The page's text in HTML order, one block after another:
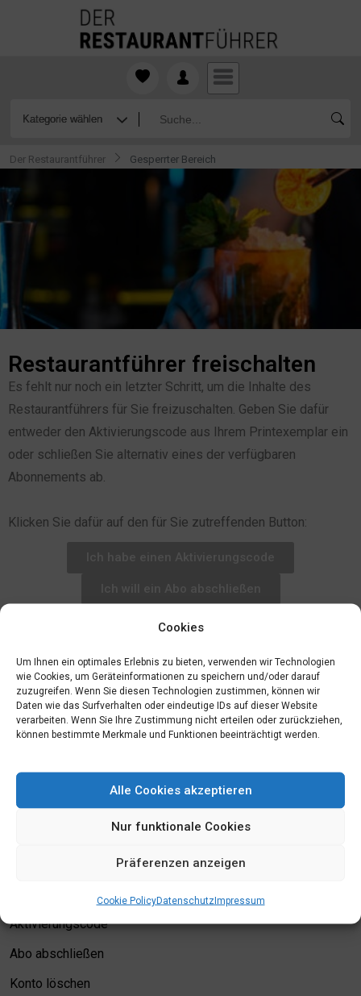
Cookies
Um Ihnen ein optimales Erlebnis zu bieten, verwenden wir Technologien
wie Cookies, um Geräteinformationen zu speichern und/oder darauf
zuzugreifen. Wenn Sie diesen Technologien zustimmen, können wir
Daten wie das Surfverhalten oder eindeutige IDs auf dieser Website
verarbeiten. Wenn Sie Ihre Zustimmung nicht erteilen oder zurückziehen,
können bestimmte Merkmale und Funktionen beeinträchtigt werden.
Alle Cookies akzeptieren
Nur funktionale Cookies
Präferenzen anzeigen
Cookie PolicyDatenschutzImpressum
Der Restaurantführer Gesperrter Bereich
Restaurantführer freischalten
Es fehlt nur noch ein letzter Schritt, um die Inhalte des
Restaurantführers für Sie freizuschalten. Geben Sie dafür
entweder den Aktivierungscode aus Ihrem Printexemplar ein
oder schließen Sie alternativ eines der verfügbaren
Abonnements ab.
Klicken Sie dafür auf den für Sie zutreffenden Button:
Login
Bewertungskriterien
Aktivierungscode
Abo abschließen
Konto löschen